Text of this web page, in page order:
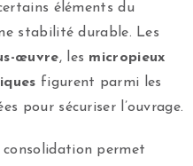
éléments du
stabilité durable. Les
œuvre, les micropieux
figurent parmi les
pour sécuriser l’ouvrage.
consolidation permet